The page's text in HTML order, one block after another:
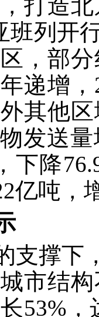
打造
班列开
，部
递增
其他
发送
下降
亿吨，
支撑下
市结
53%